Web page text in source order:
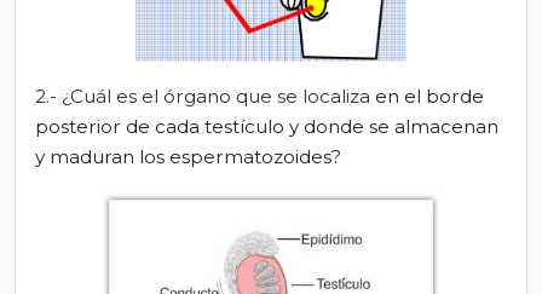
2.- ¿Cuál es el órgano que se localiza en el borde
posterior de cada testículo y donde se almacenan
y maduran los espermatozoides?